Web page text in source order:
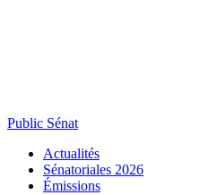
Public Sénat
Actualités
Sénatoriales 2026
Émissions